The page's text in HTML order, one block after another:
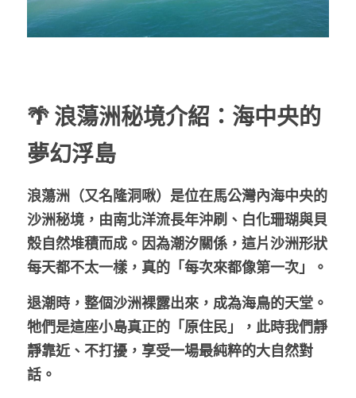
🌴 浪蕩洲秘境介紹：海中央的
夢幻浮島
浪蕩洲（又名隆洞啾）是位在馬公灣內海中央的
沙洲秘境，由南北洋流長年沖刷、白化珊瑚與貝
殼自然堆積而成。因為潮汐關係，這片沙洲形狀
每天都不太一樣，真的「每次來都像第一次」。
退潮時，整個沙洲裸露出來，成為海鳥的天堂。
牠們是這座小島真正的「原住民」，此時我們靜
靜靠近、不打擾，享受一場最純粹的大自然對
話。